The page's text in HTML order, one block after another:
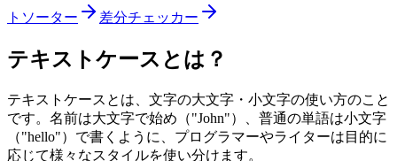
トソーター
差分チェッカー
テキストケースとは？
テキストケースとは、文字の大文字・小文字の使い方のこと
です。名前は大文字で始め（"John"）、普通の単語は小文字
（"hello"）で書くように、プログラマーやライターは目的に
応じて様々なスタイルを使い分けます。